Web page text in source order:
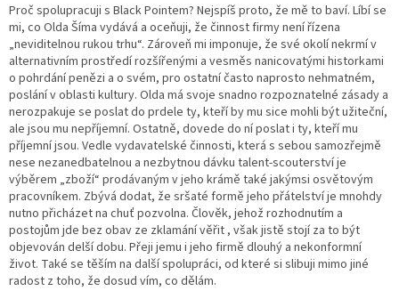
Proč spolupracuji s Black Pointem? Nejspíš proto, že mě to baví. Líbí se
mi, co Olda Šíma vydává a oceňuji, že činnost firmy není řízena
„neviditelnou rukou trhu“. Zároveň mi imponuje, že své okolí nekrmí v
alternativním prostředí rozšířenými a vesměs nanicovatými historkami
o pohrdání penězi a o svém, pro ostatní často naprosto nehmatném,
poslání v oblasti kultury. Olda má svoje snadno rozpoznatelné zásady a
nerozpakuje se poslat do prdele ty, kteří by mu sice mohli být užiteční,
ale jsou mu nepříjemní. Ostatně, dovede do ní poslat i ty, kteří mu
příjemní jsou. Vedle vydavatelské činnosti, která s sebou samozřejmě
nese nezanedbatelnou a nezbytnou dávku talent-scouterství je
výběrem „zboží“ prodávaným v jeho krámě také jakýmsi osvětovým
pracovníkem. Zbývá dodat, že sršaté formě jeho přátelství je mnohdy
nutno přicházet na chuť pozvolna. Člověk, jehož rozhodnutím a
postojům jde bez obav ze zklamání věřit , však jistě stojí za to být
objevován delší dobu. Přeji jemu i jeho firmě dlouhý a nekonformní
život. Také se těším na další spolupráci, od které si slibuji mimo jiné
radost z toho, že dosud vím, co dělám.